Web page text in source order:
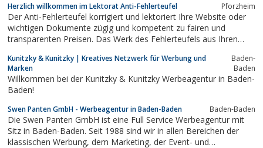
Gebieten: Börse | Finanzen | Gesundheit | Management |
Weiterbildung.
Herzlich willkommen im Lektorat Anti-Fehlerteufel Pforzheim
Der Anti-Fehlerteufel korrigiert und lektoriert Ihre Website oder
wichtigen Dokumente zügig und kompetent zu fairen und
transparenten Preisen. Das Werk des Fehlerteufels aus Ihren
Kunitzky & Kunitzky | Kreatives Netzwerk für Werbung und
Marken
Baden-
Baden
Willkommen bei der Kunitzky & Kunitzky Werbeagentur in Baden-
Baden!
Swen Panten GmbH - Werbeagentur in Baden-Baden Baden-Baden
Die Swen Panten GmbH ist eine Full Service Werbeagentur mit
Sitz in Baden-Baden. Seit 1988 sind wir in allen Bereichen der
klassischen Werbung, dem Marketing, der Event- und